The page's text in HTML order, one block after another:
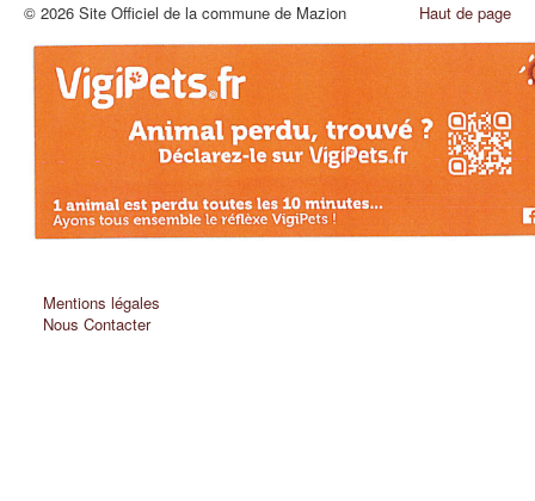
Haut de page
© 2026 Site Officiel de la commune de Mazion
Mentions légales
Nous Contacter